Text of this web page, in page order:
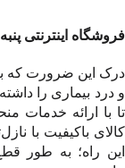
فروشگاه اینترنتی
درک این ضرورت که
و درد بیماری را
تا با ارائه خدمات
کالای باکیفیت با
این راه؛ به طور